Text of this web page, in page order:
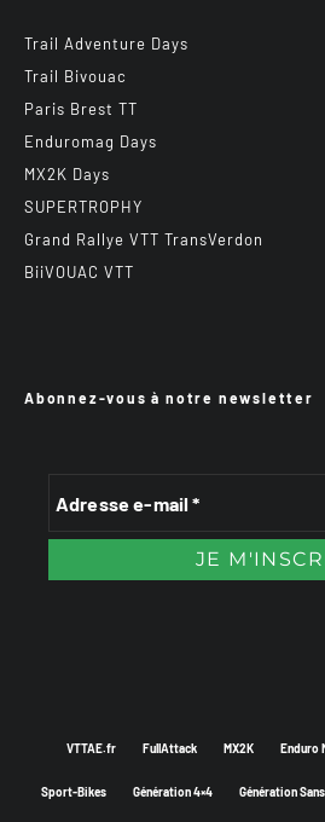
Trail Adventure Days
Trail Bivouac
Paris Brest TT
Enduromag Days
MX2K Days
SUPERTROPHY
Grand Rallye VTT TransVerdon
BiiVOUAC VTT
Abonnez-vous à notre newsletter
VTTAE.fr FullAttack MX2K Enduro
Sport-Bikes Génération 4×4 Génération